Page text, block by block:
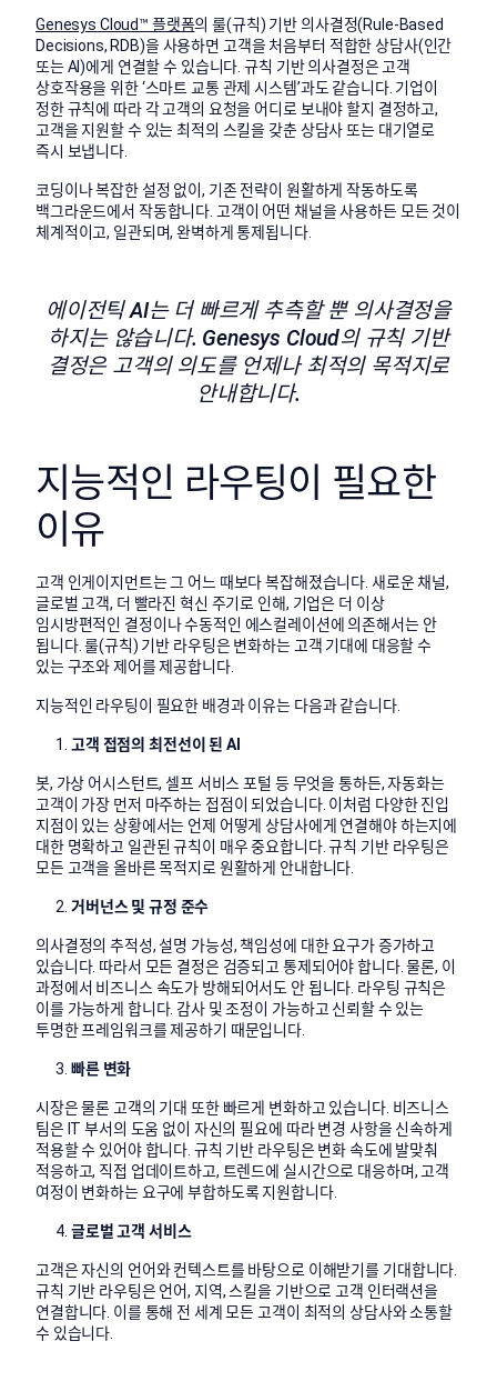
Genesys Cloud™ 플랫폼의 룰(규칙) 기반 의사결정(Rule-Based
Decisions, RDB)을 사용하면 고객을 처음부터 적합한 상담사(인간
또는 AI)에게 연결할 수 있습니다. 규칙 기반 의사결정은 고객
상호작용을 위한 ‘스마트 교통 관제 시스템’과도 같습니다. 기업이
정한 규칙에 따라 각 고객의 요청을 어디로 보내야 할지 결정하고,
고객을 지원할 수 있는 최적의 스킬을 갖춘 상담사 또는 대기열로
즉시 보냅니다.
코딩이나 복잡한 설정 없이, 기존 전략이 원활하게 작동하도록
백그라운드에서 작동합니다. 고객이 어떤 채널을 사용하든 모든 것이
체계적이고, 일관되며, 완벽하게 통제됩니다.
에이전틱 AI는 더 빠르게 추측할 뿐 의사결정을
하지는 않습니다. Genesys Cloud의 규칙 기반
결정은 고객의 의도를 언제나 최적의 목적지로
안내합니다.
지능적인 라우팅이 필요한
이유
고객 인게이지먼트는 그 어느 때보다 복잡해졌습니다. 새로운 채널,
글로벌 고객, 더 빨라진 혁신 주기로 인해, 기업은 더 이상
임시방편적인 결정이나 수동적인 에스컬레이션에 의존해서는 안
됩니다. 룰(규칙) 기반 라우팅은 변화하는 고객 기대에 대응할 수
있는 구조와 제어를 제공합니다.
지능적인 라우팅이 필요한 배경과 이유는 다음과 같습니다.
고객 접점의 최전선이 된 AI
봇, 가상 어시스턴트, 셀프 서비스 포털 등 무엇을 통하든, 자동화는
고객이 가장 먼저 마주하는 접점이 되었습니다. 이처럼 다양한 진입
지점이 있는 상황에서는 언제 어떻게 상담사에게 연결해야 하는지에
대한 명확하고 일관된 규칙이 매우 중요합니다. 규칙 기반 라우팅은
모든 고객을 올바른 목적지로 원활하게 안내합니다.
거버넌스 및 규정 준수
의사결정의 추적성, 설명 가능성, 책임성에 대한 요구가 증가하고
있습니다. 따라서 모든 결정은 검증되고 통제되어야 합니다. 물론, 이
과정에서 비즈니스 속도가 방해되어서도 안 됩니다. 라우팅 규칙은
이를 가능하게 합니다. 감사 및 조정이 가능하고 신뢰할 수 있는
투명한 프레임워크를 제공하기 때문입니다.
빠른 변화
시장은 물론 고객의 기대 또한 빠르게 변화하고 있습니다. 비즈니스
팀은 IT 부서의 도움 없이 자신의 필요에 따라 변경 사항을 신속하게
적용할 수 있어야 합니다. 규칙 기반 라우팅은 변화 속도에 발맞춰
적응하고, 직접 업데이트하고, 트렌드에 실시간으로 대응하며, 고객
여정이 변화하는 요구에 부합하도록 지원합니다.
글로벌 고객 서비스
고객은 자신의 언어와 컨텍스트를 바탕으로 이해받기를 기대합니다.
규칙 기반 라우팅은 언어, 지역, 스킬을 기반으로 고객 인터랙션을
연결합니다. 이를 통해 전 세계 모든 고객이 최적의 상담사와 소통할
수 있습니다.